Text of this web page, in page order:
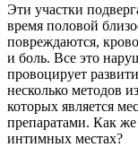
Эти участки
время половой
повреждаются,
и боль. Все это
провоцирует
несколько методов
которых является
препаратами. Как
интимных местах?